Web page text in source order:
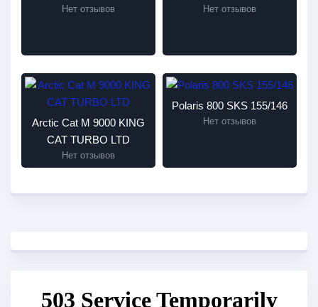
Нет отзывов Нет отзывов
Arctic Cat M 9000 KING
CAT TURBO LTD
Нет отзывов
Polaris 800 SKS 155/146
Нет отзывов